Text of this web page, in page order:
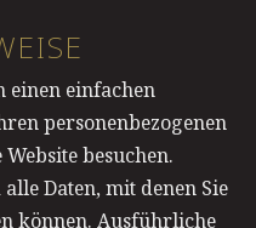
einen einfachen
personenbezogenen
besuchen.
Daten, mit denen Sie
können. Ausführliche